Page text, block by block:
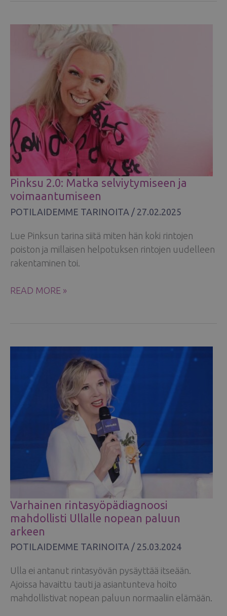
PINKSULLE
Pinksu 2.0: Matka selviytymiseen ja
voimaantumiseen
POTILAIDEMME TARINOITA / 27.02.2025
Lue Pinksun tarina siitä miten hän koki rintojen
poiston ja millaisen helpotuksen rintojen uudelleen
rakentaminen toi.
PINKSU
JA
VOIMAANTUMISEEN
READ MORE »
Varhainen rintasyöpädiagnoosi
mahdollisti Ullalle nopean paluun
arkeen
POTILAIDEMME TARINOITA / 25.03.2024
Ulla ei antanut rintasyövän pysäyttää itseään.
Ajoissa havaittu tauti ja asiantunteva hoito
mahdollistivat nopean paluun normaaliin elämään.